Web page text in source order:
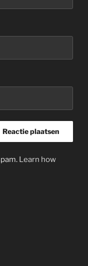
Learn how